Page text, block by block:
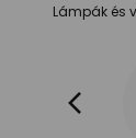
Lámpák és